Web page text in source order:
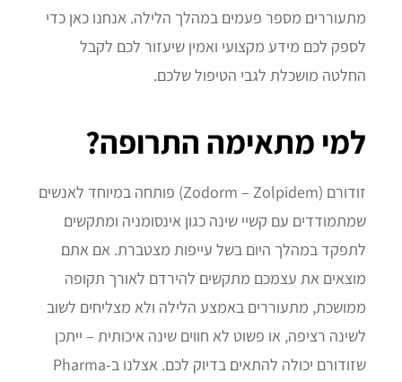
מתעוררים מספר פעמים במהלך הלילה. אנחנו כאן כדי
לספק לכם מידע מקצועי ואמין שיעזור לכם לקבל
החלטה מושכלת לגבי הטיפול שלכם.
למי מתאימה התרופה?
זודורם (Zodorm – Zolpidem) פותחה במיוחד לאנשים
שמתמודדים עם קשיי שינה כגון אינסומניה ומתקשים
לתפקד במהלך היום בשל עייפות מצטברת. אם אתם
מוצאים את עצמכם מתקשים להירדם לאורך תקופה
ממושכת, מתעוררים באמצע הלילה ולא מצליחים לשוב
לשינה רציפה, או פשוט לא חווים שינה איכותית – ייתכן
שזודורם יכולה להתאים בדיוק לכם. אצלנו ב-Pharma